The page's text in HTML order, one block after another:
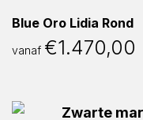
Blue Oro Lidia Rond
vanaf €1.470,00